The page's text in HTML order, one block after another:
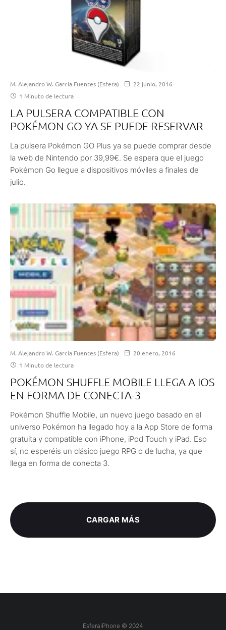
M. Alejandro W. García Fuentes (Esfera)
22 junio, 2016
1 Minuto de lectura
LA PULSERA COMPATIBLE CON
POKÉMON GO YA SE PUEDE RESERVAR
La pulsera Pokémon GO Plus ya se puede comprar desde
la web de Nintendo por 39,99€. Se espera que el juego
Pokémon Go llegue a dispositivos móviles a finales de
julio.
M. Alejandro W. García Fuentes (Esfera)
20 enero, 2016
1 Minuto de lectura
POKÉMON SHUFFLE MOBILE LLEGA A IOS
EN FORMA DE CONECTA-3
Pokémon Shuffle Mobile, un nuevo juego basado en el
universo Pokémon ha llegado hoy a la App Store de forma
gratuita y compatible con iPhone, iPod Touch y iPad. Eso
sí, no esperéis un clásico juego RPG o de lucha, ya que
llega en forma de conecta 3.
CARGAR MÁS
EsferaiPhone © 2024